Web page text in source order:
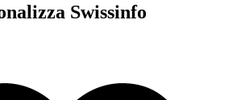
Swissinfo